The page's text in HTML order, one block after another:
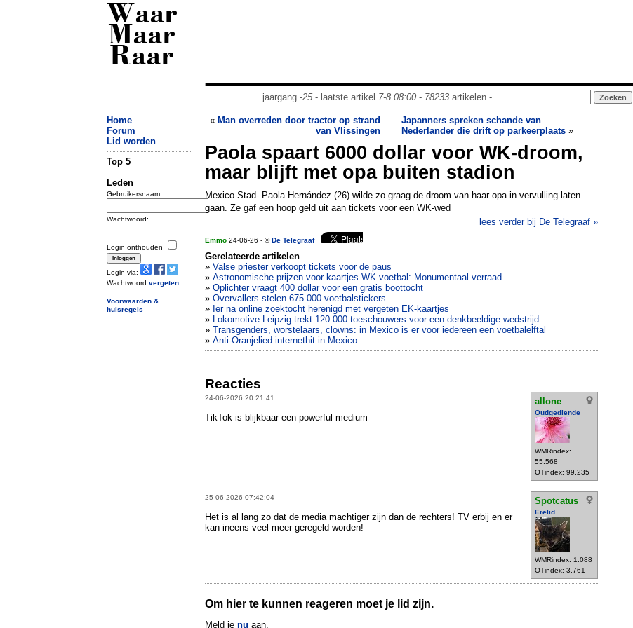
Waar
Maar
Raar
jaargang -25- laatste artikel 7-8 08:00- 78233artikelen -
Home
Forum
Lid worden
Top 5
Leden
Gebruikersnaam:
Wachtwoord:
Login onthouden
Login via:
Wachtwoord vergeten
Voorwaarden &
huisregels
« Man overreden door tractor op strand
van Vlissingen
Japanners spreken schande van
Nederlander die drift op parkeerplaats »
Paola spaart 6000 dollar voor WK-droom,
maar blijft met opa buiten stadion
Mexico-Stad- Paola Hernández (26) wilde zo graag de droom van haar opa in vervulling laten
gaan. Ze gaf een hoop geld uit aan tickets voor een WK-wed
lees verder bij De Telegraaf »
Emmo 24-06-26 - ©De Telegraaf
Gerelateerde artikelen
» Valse priester verkoopt tickets voor de paus
» Astronomische prijzen voor kaartjes WK voetbal: Monumentaal verraad
» Oplichter vraagt 400 dollar voor een gratis boottocht
» Overvallers stelen 675.000 voetbalstickers
» Ier na online zoektocht herenigd met vergeten EK-kaartjes
» Lokomotive Leipzig trekt 120.000 toeschouwers voor een denkbeeldige wedstrijd
» Transgenders, worstelaars, clowns: in Mexico is er voor iedereen een voetbalelftal
» Anti-Oranjelied internethit in Mexico
Reacties
24-06-2026 20:21:41 allone
Oudgediende
WMRindex:
55.568
OTindex: 99.235
TikTok is blijkbaar een powerful medium
25-06-2026 07:42:04 Spotcatus
Erelid
WMRindex: 1.088
OTindex: 3.761
Het is al lang zo dat de media machtiger zijn dan de rechters! TV erbij en er
kan ineens veel meer geregeld worden!
Om hier te kunnen reageren moet je lid zijn.
Meld je nu aan.